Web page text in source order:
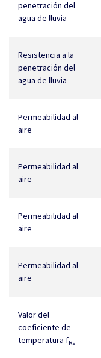
penetración del
agua de lluvia
Resistencia a la
penetración del
agua de lluvia
Permeabilidad al
aire
Permeabilidad al
aire
Permeabilidad al
aire
Permeabilidad al
aire
Valor del
coeficiente de
temperatura fRsi